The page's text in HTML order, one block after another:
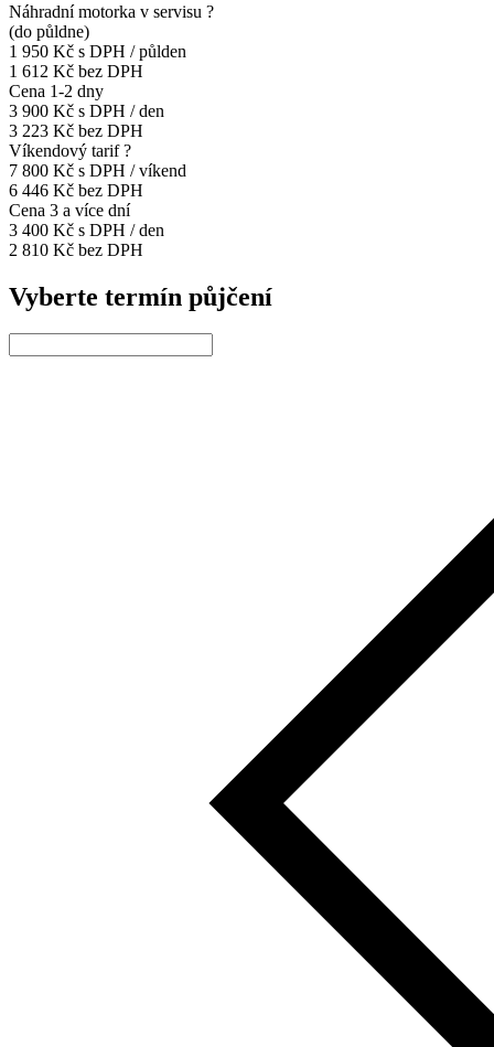
Náhradní motorka v servisu ?
(do půldne)
1 950 Kč s DPH / půlden
1 612 Kč bez DPH
Cena 1-2 dny
3 900 Kč s DPH / den
3 223 Kč bez DPH
Víkendový tarif?
7 800 Kč s DPH / víkend
6 446 Kč bez DPH
Cena 3 a více dní
3 400 Kč s DPH / den
2 810 Kč bez DPH
Vyberte termín půjčení